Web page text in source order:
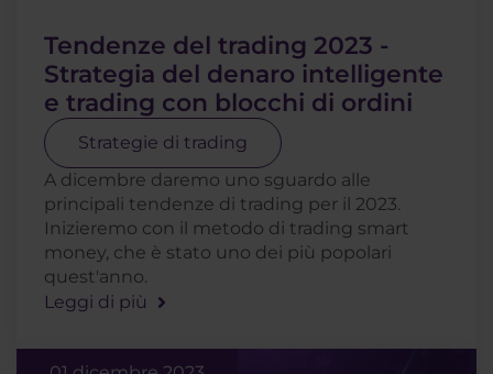
Tendenze del trading 2023 -
Strategia del denaro intelligente
e trading con blocchi di ordini
Strategie di trading
A dicembre daremo uno sguardo alle
principali tendenze di trading per il 2023.
Inizieremo con il metodo di trading smart
money, che è stato uno dei più popolari
quest'anno.
Leggi di più